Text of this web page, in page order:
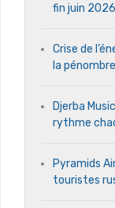
fin juin 2026
Crise de
la
Djerba
rythme
Pyramids
touristes